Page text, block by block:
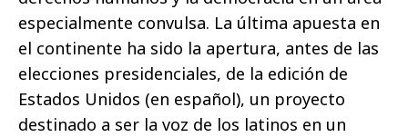
especialmente convulsa. La última apuesta en
el continente ha sido la apertura, antes de las
elecciones presidenciales, de la edición de
Estados Unidos (en español), un proyecto
destinado a ser la voz de los latinos en un